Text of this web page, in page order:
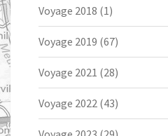
Voyage 2018 (1)
Voyage 2019 (67)
Voyage 2021 (28)
Voyage 2022 (43)